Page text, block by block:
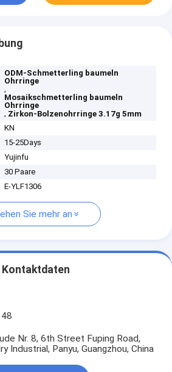
ODM-Schmetterling baumeln
Ohrringe
,
Mosaikschmetterling baumeln
Ohrringe
, Zirkon-Bolzenohrringe 3.17g 5mm
KN
15-25Days
Yujinfu
30 Paare
E-YLF1306
Sie mehr an
Kontaktdaten
Nr. 8, 6th Street Fuping Road,
Industrial, Panyu, Guangzhou, China